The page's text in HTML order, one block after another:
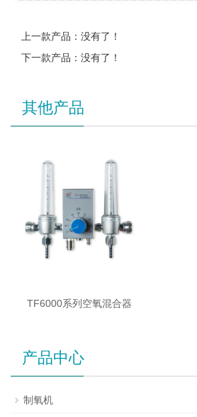
上一款产品：没有了！
下一款产品：没有了！
其他产品
TF6000系列空氧混合器
产品中心
制氧机